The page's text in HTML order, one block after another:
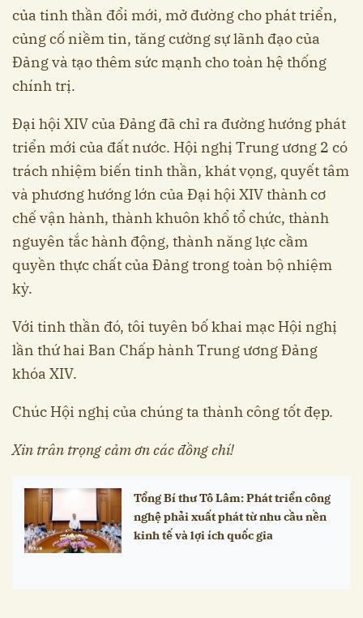
của tinh thần đổi mới, mở đường cho phát triển,
củng cố niềm tin, tăng cường sự lãnh đạo của
Đảng và tạo thêm sức mạnh cho toàn hệ thống
chính trị.
Đại hội XIV của Đảng đã chỉ ra đường hướng phát
triển mới của đất nước. Hội nghị Trung ương 2 có
trách nhiệm biến tinh thần, khát vọng, quyết tâm
và phương hướng lớn của Đại hội XIV thành cơ
chế vận hành, thành khuôn khổ tổ chức, thành
nguyên tắc hành động, thành năng lực cầm
quyền thực chất của Đảng trong toàn bộ nhiệm
kỳ.
Với tinh thần đó, tôi tuyên bố khai mạc Hội nghị
lần thứ hai Ban Chấp hành Trung ương Đảng
khóa XIV.
Chúc Hội nghị của chúng ta thành công tốt đẹp.
Xin trân trọng cảm ơn các đồng chí!
Tổng Bí thư Tô Lâm: Phát triển công
nghệ phải xuất phát từ nhu cầu nền
kinh tế và lợi ích quốc gia